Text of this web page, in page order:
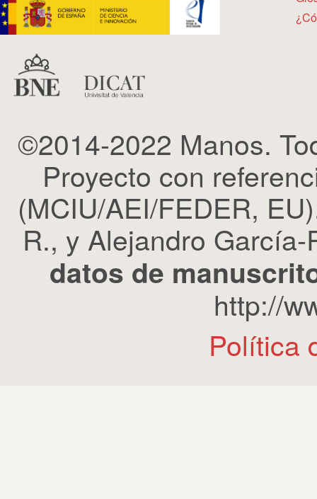
©2014-2022 Manos.
Proyecto con
(MCIU/AEI/FEDER,
R., y Alejandro
datos de
http://
Política